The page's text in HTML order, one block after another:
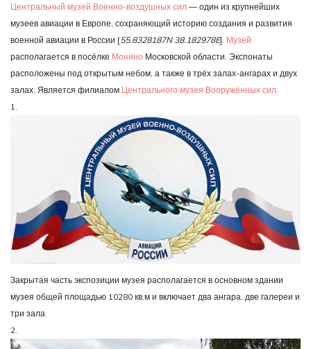
Центральный музей Военно-воздушных сил — один из крупнейших
музеев авиации в Европе, сохраняющий историю создания и развития
военной авиации в России [55.8328187N 38.182978E]. Музей
располагается в посёлке Монино Московской области. Экспонаты
расположены под открытым небом, а также в трёх залах-ангарах и двух
залах. Является филиалом Центрального музея Вооружённых сил
1.
Закрытая часть экспозиции музея располагается в основном здании
музея общей площадью 10280 кв.м и включает два ангара, две галереи и
три зала.
2.